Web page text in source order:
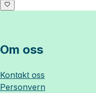
Om oss
Kontakt oss
Personvern